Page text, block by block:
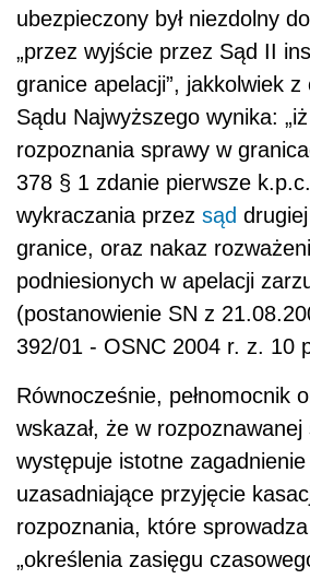
ubezpieczony był niezdolny
„przez wyjście przez Sąd II
granice apelacji”, jakkolwiek
Sądu Najwyższego wynika:
rozpoznania sprawy w
378 § 1 zdanie pierwsze
wykraczania przez sąd
granice, oraz nakaz
podniesionych w apelacji
(postanowienie SN z
392/01 - OSNC 2004 r. z. 10
Równocześnie, pełnomocnik
wskazał, że w rozpoznawanej
występuje istotne
uzasadniające przyjęcie
rozpoznania, które
„określenia zasięgu